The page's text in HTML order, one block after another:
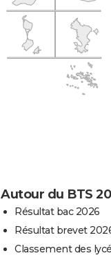
Autour du BTS
Résultat bac 2026
Résultat brevet
Classement des